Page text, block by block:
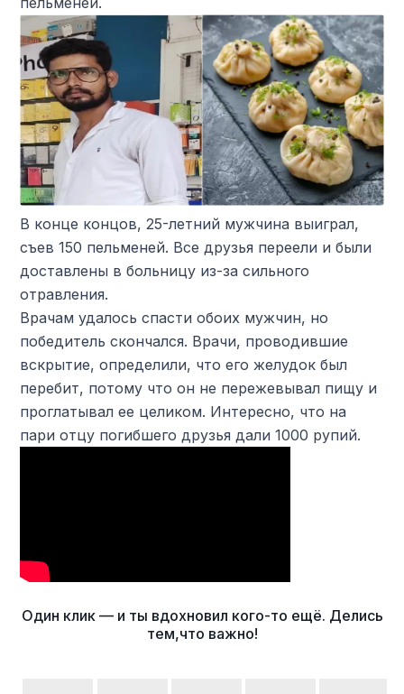
В конце концов, 25-летний мужчина выиграл,
съев 150 пельменей. Все друзья переели и были
доставлены в больницу из-за сильного
отравления.
Врачам удалось спасти обоих мужчин, но
победитель скончался. Врачи, проводившие
вскрытие, определили, что его желудок был
перебит, потому что он не пережевывал пищу и
проглатывал ее целиком. Интересно, что на
пари отцу погибшего друзья дали 1000 рупий.